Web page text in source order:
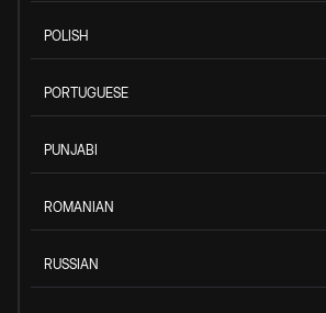
POLISH
PORTUGUESE
PUNJABI
ROMANIAN
RUSSIAN